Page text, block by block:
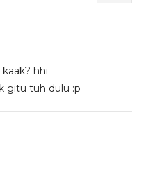
hhi
gitu tuh dulu :p